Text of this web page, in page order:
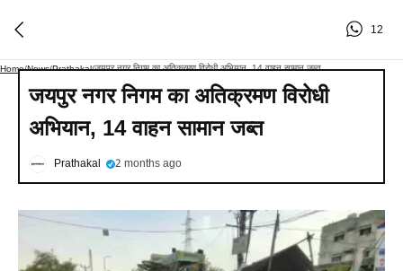
12
Home/News/Prathakal/जयपुर नगर निगम का अतिक्रमण विरोधी अभियान, 14 वाहन सामान जब्त
जयपुर नगर निगम का अतिक्रमण विरोधी
अभियान, 14 वाहन सामान जब्त
Prathakal 2 months ago